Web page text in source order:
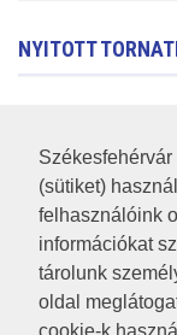
(sütiket)
felhasználóink
információkat
tárolunk
oldal
NYITOTT
RSS
A HONLAP
JOGI NYILATKOZAT
IMPRESSZUM